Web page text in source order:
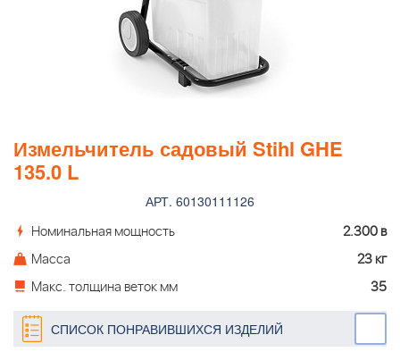
Измельчитель садовый Stihl GHE
135.0 L
АРТ. 60130111126
Номинальная мощность
2.300 в
Масса
23 кг
Макс. толщина веток мм
35
СПИСОК ПОНРАВИВШИХСЯ ИЗДЕЛИЙ